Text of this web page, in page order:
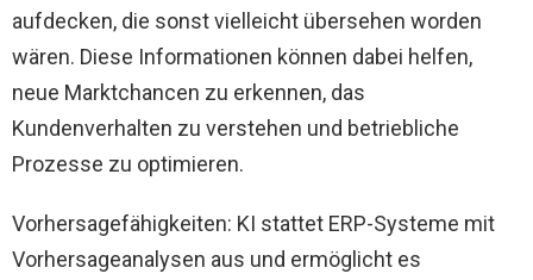
aufdecken, die sonst vielleicht übersehen worden
wären. Diese Informationen können dabei helfen,
neue Marktchancen zu erkennen, das
Kundenverhalten zu verstehen und betriebliche
Prozesse zu optimieren.
Vorhersagefähigkeiten: KI stattet ERP-Systeme mit
Vorhersageanalysen aus und ermöglicht es